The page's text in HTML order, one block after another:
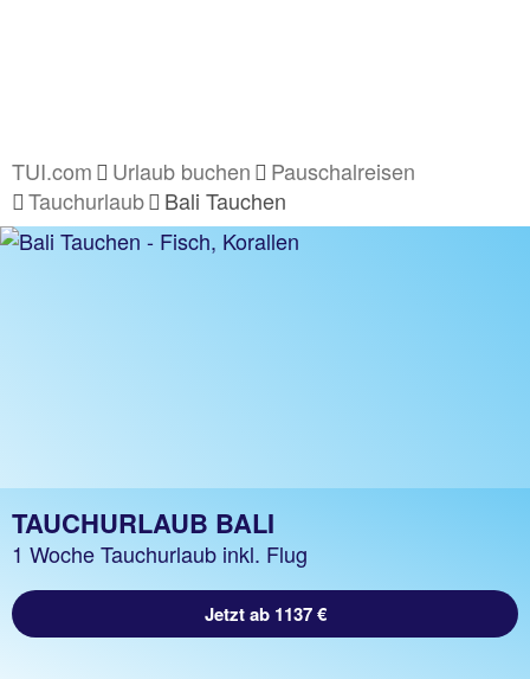
TUI.com Urlaub buchen
Pauschalreisen
Tauchurlaub
Bali Tauchen
TAUCHURLAUB BALI
1 Woche Tauchurlaub inkl. Flug
Jetzt ab 1137 €